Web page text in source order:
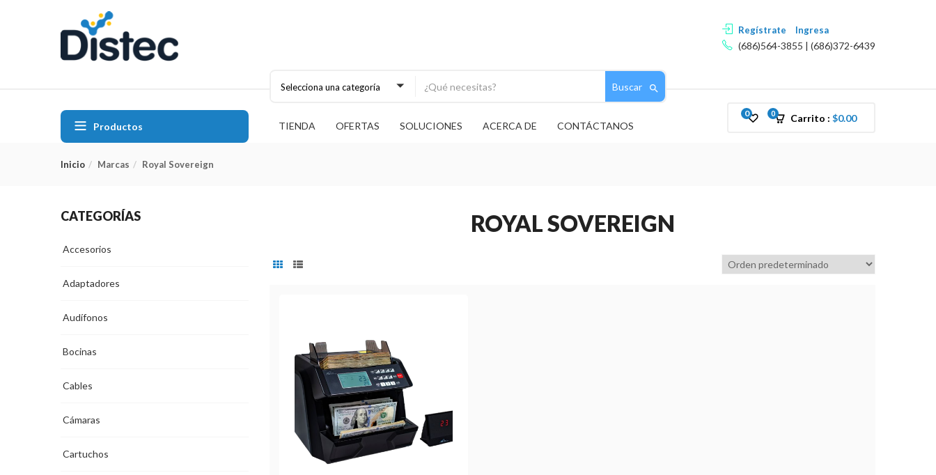
Regístrate Ingresa
(686)564-3855 | (686)372-6439
Selecciona una categoría Buscar
Productos TIENDA OFERTAS SOLUCIONES ACERCA DE CONTÁCTANOS
Carrito : $0.00
0
0
Inicio Marcas Royal Sovereign
ROYAL SOVEREIGN
CATEGORÍAS
Accesorios
Adaptadores
Audífonos
Bocinas
Cables
Cámaras
Cartuchos